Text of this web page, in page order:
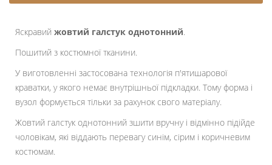
Яскравий жовтий галстук однотонний.
Пошитий з костюмної тканини.
У виготовленні застосована технологія п'ятишарової
краватки, у якого немає внутрішньої підкладки. Тому форма і
вузол формується тільки за рахунок свого матеріалу.
Жовтий галстук однотонний зшити вручну і відмінно підійде
чоловікам, які віддають перевагу синім, сірим і коричневим
костюмам.